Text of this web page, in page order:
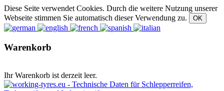
Diese Seite verwendet Cookies. Durch die weitere Nutzung unserer
Webseite stimmen Sie automatisch dieser Verwendung zu.
Warenkorb
Ihr Warenkorb ist derzeit leer.